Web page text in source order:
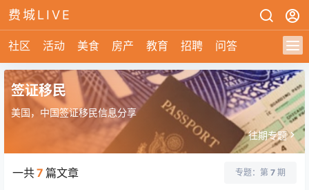
费城LIVE
社区 活动 美食 房产 教育 招聘 问答
签证移民
美国，中国签证移民信息分享
往期专题
一共7 篇文章 专题：第 7 期